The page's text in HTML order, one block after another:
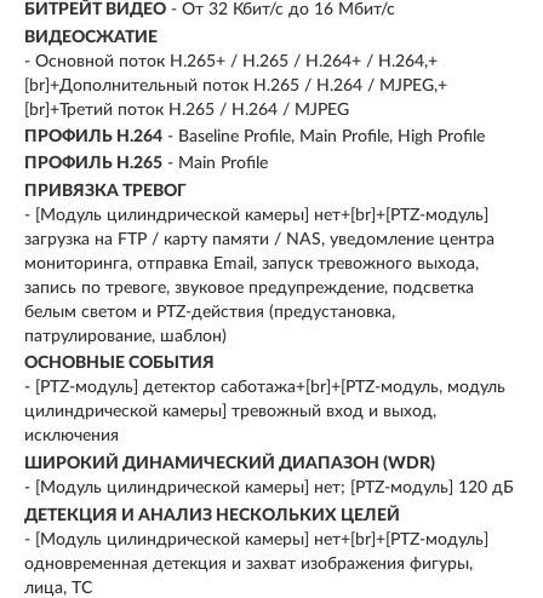
БИТРЕЙТ ВИДЕО - От 32 Кбит/с до 16 Мбит/с
ВИДЕОСЖАТИЕ
- Основной поток H.265+ / H.265 / H.264+ / H.264,+
[br]+Дополнительный поток H.265 / H.264 / MJPEG,+
[br]+Третий поток H.265 / H.264 / MJPEG
ПРОФИЛЬ H.264 - Baseline Profile, Main Profile, High Profile
ПРОФИЛЬ H.265 - Main Profile
ПРИВЯЗКА ТРЕВОГ
- [Модуль цилиндрической камеры] нет+[br]+[PTZ-модуль]
загрузка на FTP / карту памяти / NAS, уведомление центра
мониторинга, отправка Email, запуск тревожного выхода,
запись по тревоге, звуковое предупреждение, подсветка
белым светом и PTZ-действия (предустановка,
патрулирование, шаблон)
ОСНОВНЫЕ СОБЫТИЯ
- [PTZ-модуль] детектор саботажа+[br]+[PTZ-модуль, модуль
цилиндрической камеры] тревожный вход и выход,
исключения
ШИРОКИЙ ДИНАМИЧЕСКИЙ ДИАПАЗОН (WDR)
- [Модуль цилиндрической камеры] нет; [PTZ-модуль] 120 дБ
ДЕТЕКЦИЯ И АНАЛИЗ НЕСКОЛЬКИХ ЦЕЛЕЙ
- [Модуль цилиндрической камеры] нет+[br]+[PTZ-модуль]
одновременная детекция и захват изображения фигуры,
лица, ТС